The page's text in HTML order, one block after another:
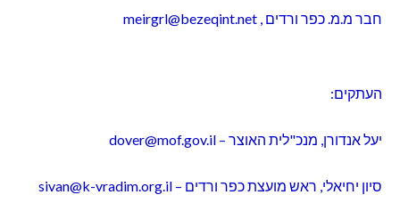
חבר מ.מ. כפר ורדים , meirgrl@bezeqint.net
העתקים:
יעל אנדורן, מנכ"לית האוצר – dover@mof.gov.il
סיון יחיאלי, ראש מועצת כפר ורדים – sivan@k-vradim.org.il